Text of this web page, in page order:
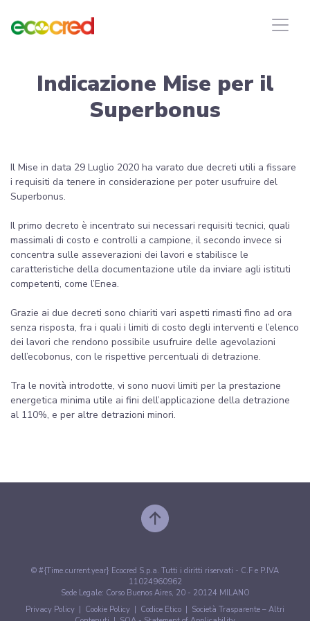
Indicazione Mise per il
Superbonus
Il Mise in data 29 Luglio 2020 ha varato due decreti utili a fissare
i requisiti da tenere in considerazione per poter usufruire del
Superbonus.
Il primo decreto è incentrato sui necessari requisiti tecnici, quali
massimali di costo e controlli a campione, il secondo invece si
concentra sulle asseverazioni dei lavori e stabilisce le
caratteristiche della documentazione utile da inviare agli istituti
competenti, come l’Enea.
Grazie ai due decreti sono chiariti vari aspetti rimasti fino ad ora
senza risposta, fra i quali i limiti di costo degli interventi e l’elenco
dei lavori che rendono possibile usufruire delle agevolazioni
dell’ecobonus, con le rispettive percentuali di detrazione.
Tra le novità introdotte, vi sono nuovi limiti per la prestazione
energetica minima utile ai fini dell’applicazione della detrazione
al 110%, e per altre detrazioni minori.
© #{Time.current.year} Ecocred S.p.a. Tutti i diritti riservati - C.F e P.IVA
11024960962
Sede Legale: Corso Buenos Aires, 20 - 20124 MILANO
Privacy Policy
Cookie Policy Codice Etico
Società Trasparente – Altri